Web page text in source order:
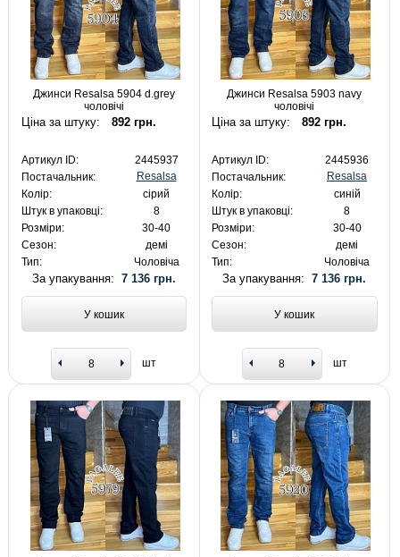
Джинси Resalsa 5904 d.grey
чоловічі
Ціна за штуку: 892 грн.
Артикул ID:
2445937
Постачальник:
Resalsa
Колір:
сірий
Штук в упаковці:
8
Розміри:
30-40
Сезон:
демі
Тип:
Чоловіча
За упакування: 7 136 грн.
У кошик
шт
Джинси Resalsa 5903 navy
чоловічі
Ціна за штуку: 892 грн.
Артикул ID:
2445936
Постачальник:
Resalsa
Колір:
синій
Штук в упаковці:
8
Розміри:
30-40
Сезон:
демі
Тип:
Чоловіча
За упакування:7 136 грн.
У кошик
шт